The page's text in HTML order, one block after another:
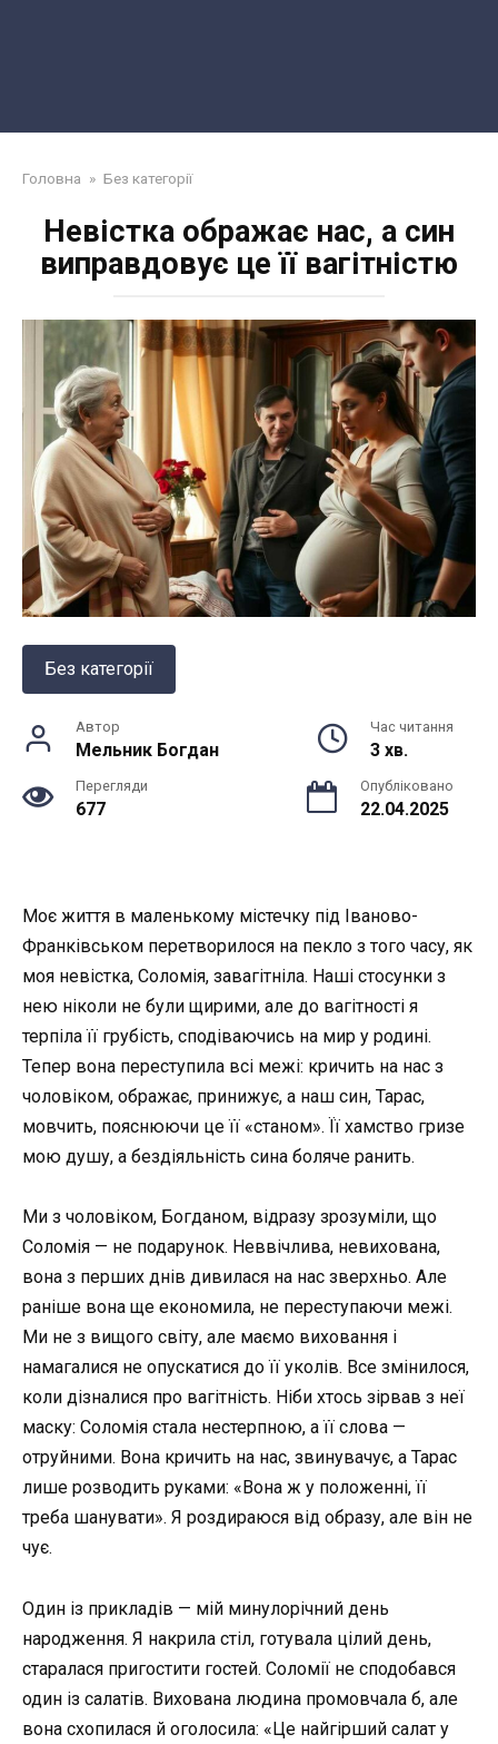
Головна » Без категорії
Невістка ображає нас, а син
виправдовує це її вагітністю
Без категорії
Автор
Мельник Богдан
Час читання
3 хв.
Перегляди
677
Опубліковано
22.04.2025
Моє життя в маленькому містечку під Іваново-
Франківськом перетворилося на пекло з того часу, як
моя невістка, Соломія, завагітніла. Наші стосунки з
нею ніколи не були щирими, але до вагітності я
терпіла її грубість, сподіваючись на мир у родині.
Тепер вона переступила всі межі: кричить на нас з
чоловіком, ображає, принижує, а наш син, Тарас,
мовчить, пояснюючи це її «станом». Її хамство гризе
мою душу, а бездіяльність сина боляче ранить.
Ми з чоловіком, Богданом, відразу зрозуміли, що
Соломія — не подарунок. Неввічлива, невихована,
вона з перших днів дивилася на нас зверхньо. Але
раніше вона ще економила, не переступаючи межі.
Ми не з вищого світу, але маємо виховання і
намагалися не опускатися до її уколів. Все змінилося,
коли дізналися про вагітність. Ніби хтось зірвав з неї
маску: Соломія стала нестерпною, а її слова —
отруйними. Вона кричить на нас, звинувачує, а Тарас
лише розводить руками: «Вона ж у положенні, її
треба шанувати». Я роздираюся від образу, але він не
чує.
Один із прикладів — мій минулорічний день
народження. Я накрила стіл, готувала цілий день,
старалася пригостити гостей. Соломії не сподобався
один із салатів. Вихована людина промовчала б, але
вона схопилася й оголосила: «Це найгірший салат у